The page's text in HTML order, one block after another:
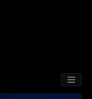
TOGGLE NAVIGATION